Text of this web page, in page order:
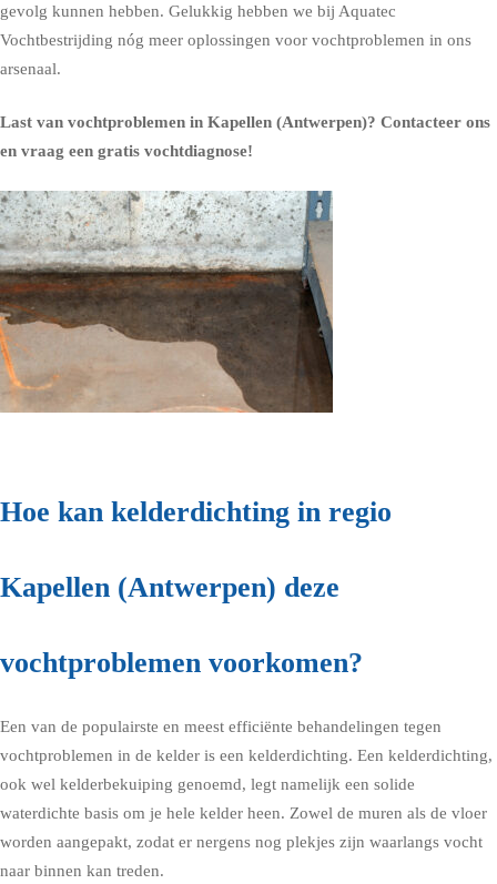
gevolg kunnen hebben. Gelukkig hebben we bij Aquatec
Vochtbestrijding nóg meer oplossingen voor vochtproblemen in ons
arsenaal.
Last van vochtproblemen in Kapellen (Antwerpen)? Contacteer ons
en vraag een gratis vochtdiagnose!
Hoe kan kelderdichting in regio
Kapellen (Antwerpen) deze
vochtproblemen voorkomen?
Een van de populairste en meest efficiënte behandelingen tegen
vochtproblemen in de kelder is een kelderdichting. Een kelderdichting,
ook wel kelderbekuiping genoemd, legt namelijk een solide
waterdichte basis om je hele kelder heen. Zowel de muren als de vloer
worden aangepakt, zodat er nergens nog plekjes zijn waarlangs vocht
naar binnen kan treden.